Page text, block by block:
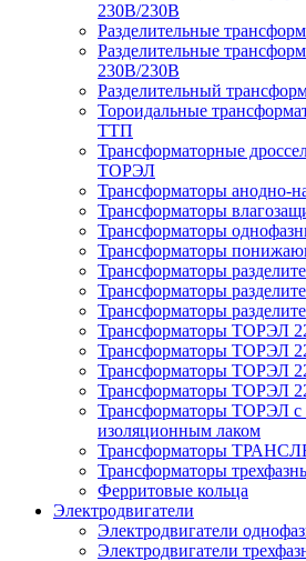
230В/230В
Разделительные
Разделительные
230В/230В
Разделительный
Тороидальные
ТТП
Трансформаторные
ТОРЭЛ
Трансформаторы анодно-
Трансформаторы
Трансформаторы
Трансформаторы
Трансформаторы
Трансформаторы
Трансформаторы
Трансформаторы ТОРЭЛ
Трансформаторы ТОРЭЛ
Трансформаторы ТОРЭЛ
Трансформаторы ТОРЭЛ
Трансформаторы ТОРЭЛ с
изоляционным лаком
Трансформаторы
Трансформаторы
Ферритовые кольца
Электродвигатели
Электродвигатели
Электродвигатели